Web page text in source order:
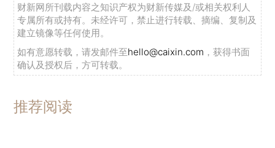
财新网所刊载内容之知识产权为财新传媒及/或相关权利人
专属所有或持有。未经许可，禁止进行转载、摘编、复制及
建立镜像等任何使用。
如有意愿转载，请发邮件至hello@caixin.com ，获得书面
确认及授权后，方可转载。
推荐阅读